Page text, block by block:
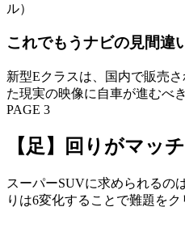
ル）
これでもうナビの見間違
新型Eクラスは、国内で販売
た現実の映像に自車が進むべ
PAGE 3
【足】回りがマッ
スーパーSUVに求められるの
りは6変化することで難題をク